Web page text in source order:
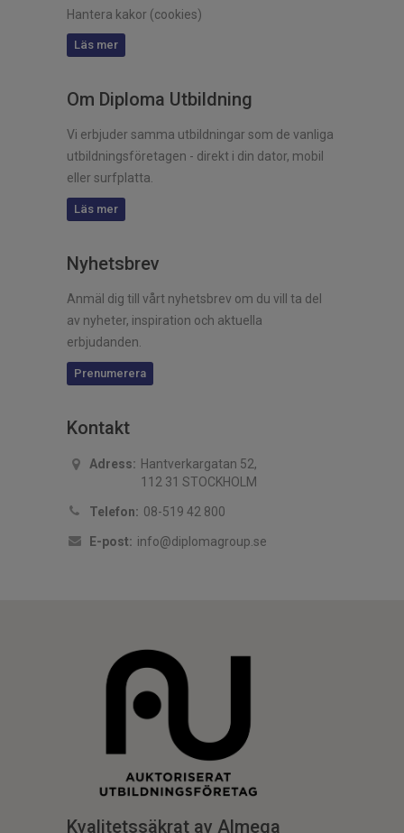
Hantera kakor (cookies)
Läs mer
Om Diploma Utbildning
Vi erbjuder samma utbildningar som de vanliga
utbildningsföretagen - direkt i din dator, mobil
eller surfplatta.
Läs mer
Nyhetsbrev
Anmäl dig till vårt nyhetsbrev om du vill ta del
av nyheter, inspiration och aktuella
erbjudanden.
Prenumerera
Kontakt
Adress: Hantverkargatan 52,
112 31 STOCKHOLM
Telefon: 08-519 42 800
E-post: info@diplomagroup.se
Kvalitetssäkrat av Almega